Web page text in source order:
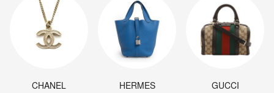
CHANEL HERMES GUCCI